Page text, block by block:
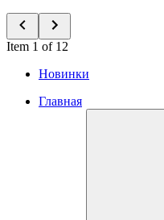
Item 1 of 12
Новинки
Главная